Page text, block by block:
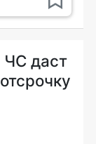
ЧС даст